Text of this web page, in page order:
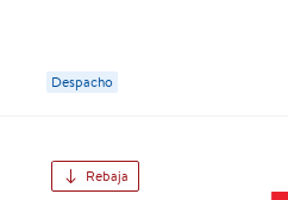
Despacho
Rebaja